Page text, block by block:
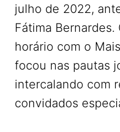
julho de 2022,
Fátima
horário com o
focou nas pautas
intercalando com
convidados